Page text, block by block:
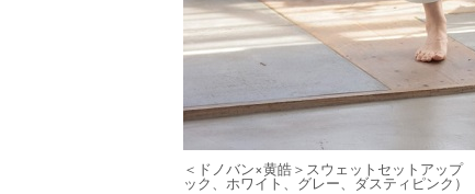
＜ドノバン×黄皓＞スウェットセットアッ
ック、ホワイト、グレー、ダスティピンク）